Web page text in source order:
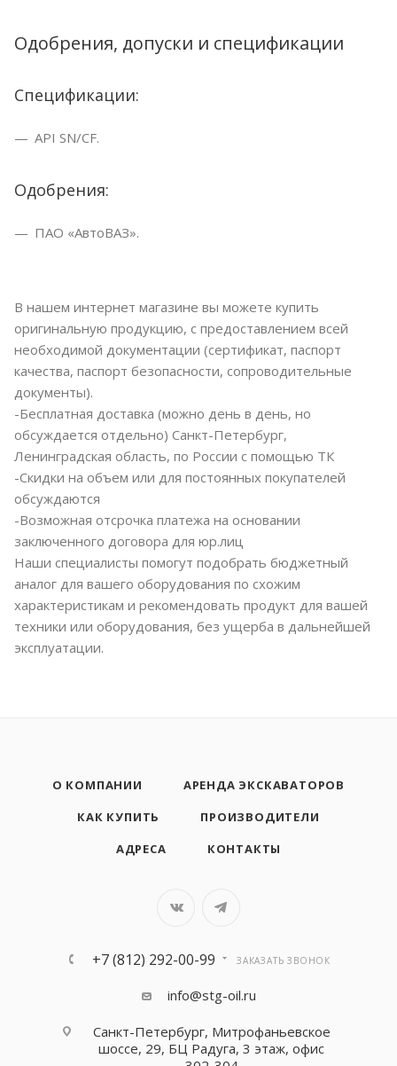
Одобрения, допуски и спецификации
Спецификации:
API SN/CF.
Одобрения:
ПАО «АвтоВАЗ».
В нашем интернет магазине вы можете купить
оригинальную продукцию, с предоставлением всей
необходимой документации (сертификат, паспорт
качества, паспорт безопасности, сопроводительные
документы).
-Бесплатная доставка (можно день в день, но
обсуждается отдельно) Санкт-Петербург,
Ленинградская область, по России с помощью ТК
-Скидки на объем или для постоянных покупателей
обсуждаются
-Возможная отсрочка платежа на основании
заключенного договора для юр.лиц
Наши специалисты помогут подобрать бюджетный
аналог для вашего оборудования по схожим
характеристикам и рекомендовать продукт для вашей
техники или оборудования, без ущерба в дальнейшей
эксплуатации.
О КОМПАНИИ
АРЕНДА ЭКСКАВАТОРОВ
КАК КУПИТЬ
ПРОИЗВОДИТЕЛИ
АДРЕСА
КОНТАКТЫ
+7 (812) 292-00-99 ЗАКАЗАТЬ ЗВОНОК
info@stg-oil.ru
Санкт-Петербург, Митрофаньевское
шоссе, 29, БЦ Радуга, 3 этаж, офис